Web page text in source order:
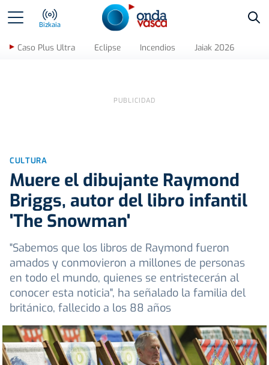
Bizkaia
Caso Plus Ultra Eclipse Incendios Jaiak 2026
CULTURA
Muere el dibujante Raymond
Briggs, autor del libro infantil
'The Snowman'
"Sabemos que los libros de Raymond fueron
amados y conmovieron a millones de personas
en todo el mundo, quienes se entristecerán al
conocer esta noticia", ha señalado la familia del
británico, fallecido a los 88 años